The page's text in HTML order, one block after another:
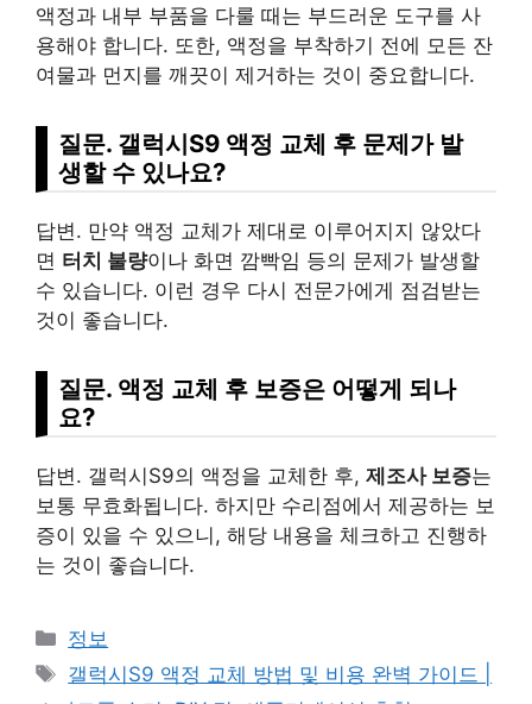
액정과 내부 부품을 다룰 때는 부드러운 도구를 사
용해야 합니다. 또한, 액정을 부착하기 전에 모든 잔
여물과 먼지를 깨끗이 제거하는 것이 중요합니다.
질문. 갤럭시S9 액정 교체 후 문제가 발
생할 수 있나요?
답변. 만약 액정 교체가 제대로 이루어지지 않았다
면 터치 불량이나 화면 깜빡임 등의 문제가 발생할
수 있습니다. 이런 경우 다시 전문가에게 점검받는
것이 좋습니다.
질문. 액정 교체 후 보증은 어떻게 되나
요?
답변. 갤럭시S9의 액정을 교체한 후, 제조사 보증는
보통 무효화됩니다. 하지만 수리점에서 제공하는 보
증이 있을 수 있으니, 해당 내용을 체크하고 진행하
는 것이 좋습니다.
Categories
정보
Tags
갤럭시S9 액정 교체 방법 및 비용 완벽 가이드 |